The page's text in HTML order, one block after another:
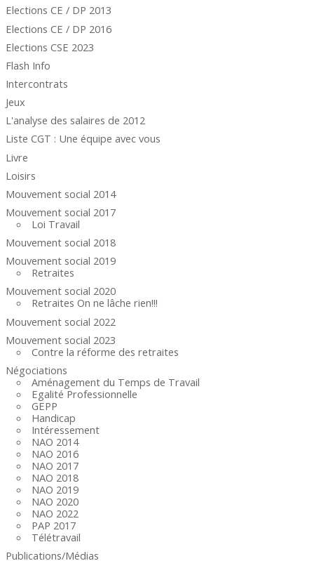
Elections CE / DP 2013
Elections CE / DP 2016
Elections CSE 2023
Flash Info
Intercontrats
Jeux
L'analyse des salaires de 2012
Liste CGT : Une équipe avec vous
Livre
Loisirs
Mouvement social 2014
Mouvement social 2017
Loi Travail
Mouvement social 2018
Mouvement social 2019
Retraites
Mouvement social 2020
Retraites On ne lâche rien!!!
Mouvement social 2022
Mouvement social 2023
Contre la réforme des retraites
Négociations
Aménagement du Temps de Travail
Egalité Professionnelle
GEPP
Handicap
Intéressement
NAO 2014
NAO 2016
NAO 2017
NAO 2018
NAO 2019
NAO 2020
NAO 2022
PAP 2017
Télétravail
Publications/Médias